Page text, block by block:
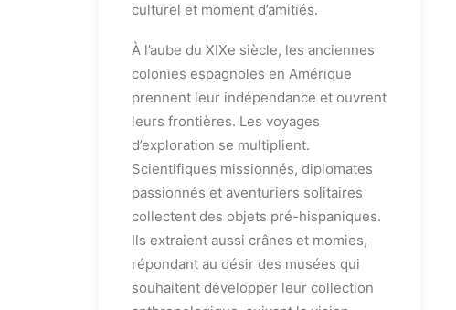
culturel et moment d’amitiés.
À l’aube du XIXe siècle, les anciennes
colonies espagnoles en Amérique
prennent leur indépendance et ouvrent
leurs frontières. Les voyages
d’exploration se multiplient.
Scientifiques missionnés, diplomates
passionnés et aventuriers solitaires
collectent des objets pré-hispaniques.
Ils extraient aussi crânes et momies,
répondant au désir des musées qui
souhaitent développer leur collection